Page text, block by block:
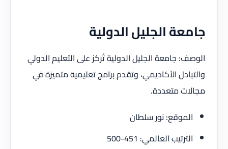
جامعة الجليل الدولية
الوصف: جامعة الجليل الدولية تُركز على التعليم الدولي
والتبادل الأكاديمي، وتقدم برامج تعليمية متميزة في
مجالات متعددة.
الموقع: نور سلطان
الترتيب العالمي: 451-500